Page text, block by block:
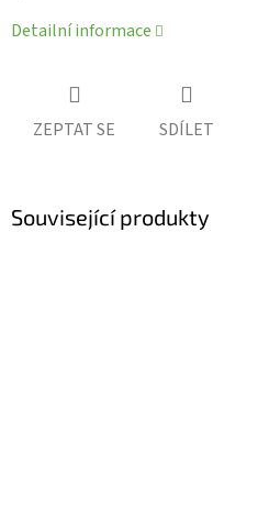
Detailní informace
ZEPTAT SE SDÍLET
Související produkty